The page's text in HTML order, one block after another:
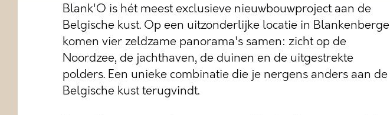
Blank'O is hét meest exclusieve nieuwbouwproject aan de
Belgische kust. Op een uitzonderlijke locatie in Blankenberge
komen vier zeldzame panorama's samen: zicht op de
Noordzee, de jachthaven, de duinen en de uitgestrekte
polders. Een unieke combinatie die je nergens anders aan de
Belgische kust terugvindt.